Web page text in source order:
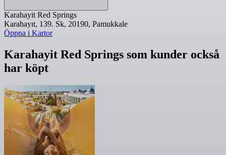
Karahayit Red Springs
Karahayıt, 139. Sk, 20190, Pamukkale
Öppna i Kartor
Karahayit Red Springs som kunder också
har köpt